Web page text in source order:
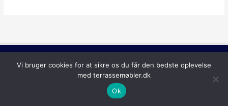
Copyright © 2026 Terrassemøbler
Vi bruger cookies for at sikre os du får den bedste oplevelse
med terrassemøbler.dk
Ok